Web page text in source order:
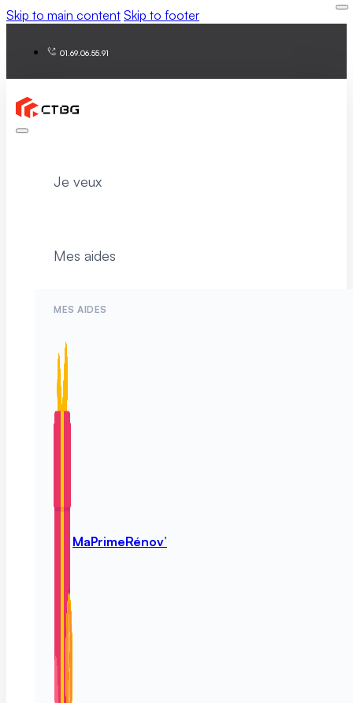
Skip to main content Skip to footer
01.69.06.55.91
Je veux
Mes aides
MES AIDES
MaPrimeRénov’